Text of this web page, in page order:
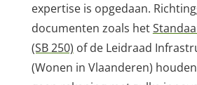
expertise is opgedaan.
documenten zoals het
(SB 250) of de Leidraad
(Wonen in Vlaanderen)